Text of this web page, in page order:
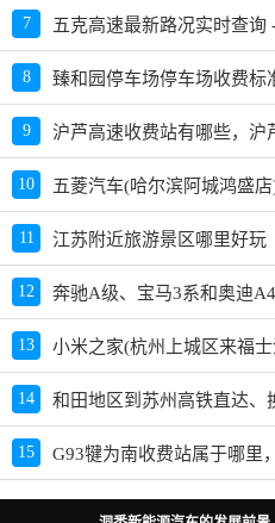
7 五克高速最新路况实时查询
8
9 沪芦高速收费站有哪些，沪
10
11 江苏附近旅游景区哪里好玩
12
13
14 和田地区到苏州高铁直达、
15